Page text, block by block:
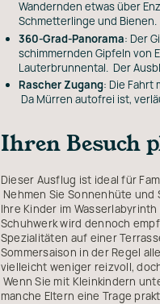
Wandernden etwas über
Schmetterlinge und Bienen.
360-Grad-Panorama: Der
schimmernden Gipfeln von
Lauterbrunnental. Der
Rascher Zugang: Die Fahrt
Da Mürren autofrei ist,
Ihren Besuch
Dieser Ausflug ist ideal für
Nehmen Sie Sonnenhüte
Ihre Kinder im
Schuhwerk wird dennoch
Spezialitäten auf einer
Sommersaison in der Regel
vielleicht weniger reizvoll,
Wenn Sie mit Kleinkindern
manche Eltern eine Trage